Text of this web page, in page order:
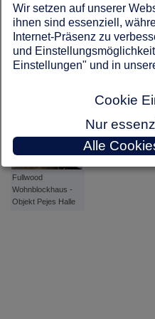
Fullwood
Wohnblockhaus -
Objekt Pejes Halle
Wir setzen auf unserer
ihnen sind essenziell,
Internet-Präsenz zu
und
Einstellungen" und in
Cookie
Nur
Alle